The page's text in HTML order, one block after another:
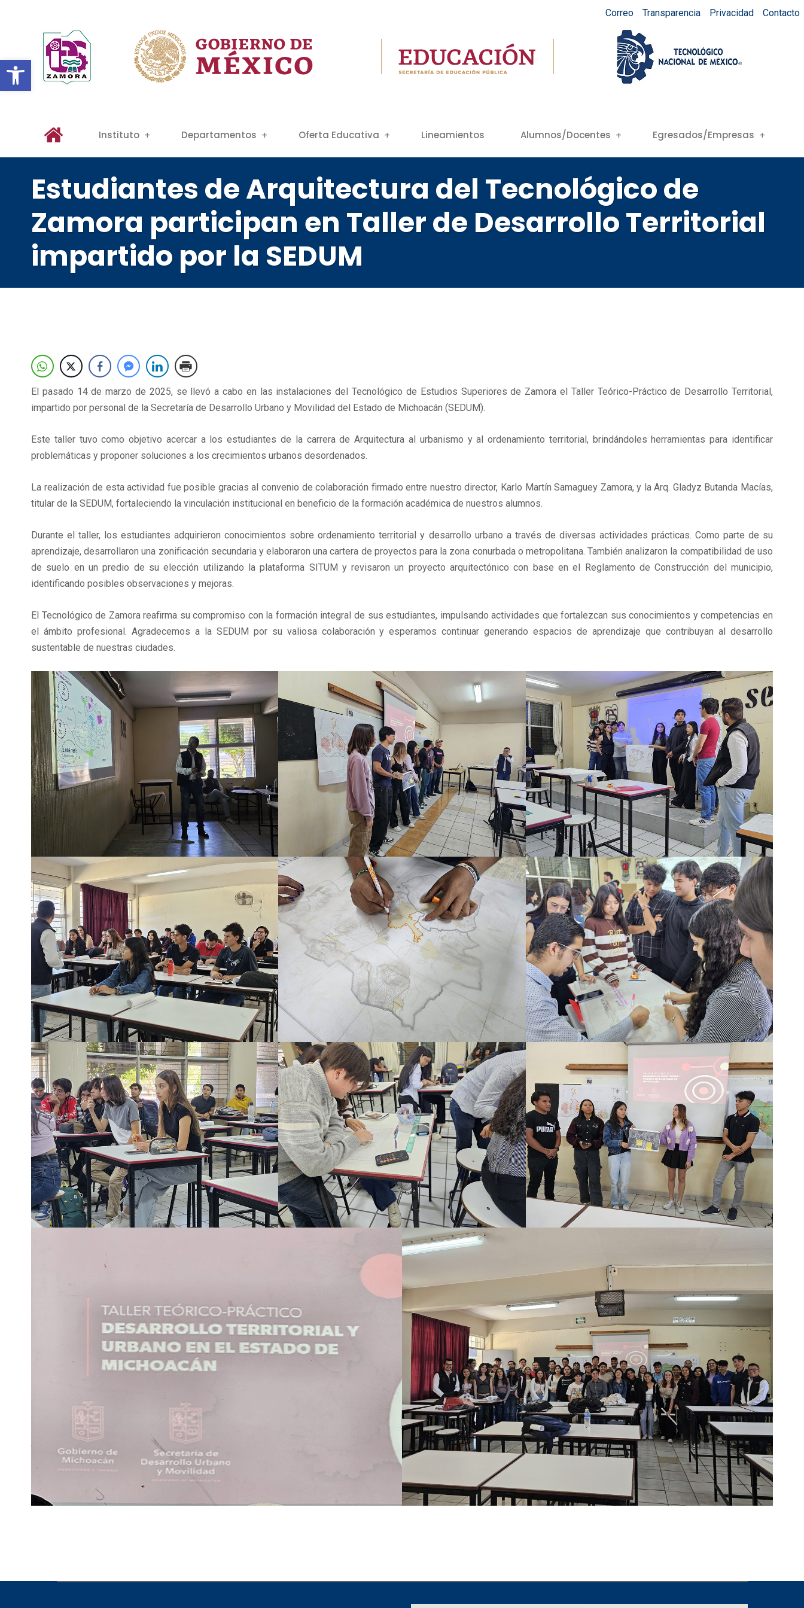
Abrir barra de herramientas
Correo Transparencia Privacidad Contacto
Instituto Departamentos Oferta Educativa Lineamientos Alumnos/Docentes Egresados/Empresas
Estudiantes de Arquitectura del Tecnológico de
Zamora participan en Taller de Desarrollo Territorial
impartido por la SEDUM
El pasado 14 de marzo de 2025, se llevó a cabo en las instalaciones del Tecnológico de Estudios Superiores de Zamora el Taller Teórico-Práctico de Desarrollo Territorial,
impartido por personal de la Secretaría de Desarrollo Urbano y Movilidad del Estado de Michoacán (SEDUM).
Este taller tuvo como objetivo acercar a los estudiantes de la carrera de Arquitectura al urbanismo y al ordenamiento territorial, brindándoles herramientas para identificar
problemáticas y proponer soluciones a los crecimientos urbanos desordenados.
La realización de esta actividad fue posible gracias al convenio de colaboración firmado entre nuestro director, Karlo Martín Samaguey Zamora, y la Arq. Gladyz Butanda Macías,
titular de la SEDUM, fortaleciendo la vinculación institucional en beneficio de la formación académica de nuestros alumnos.
Durante el taller, los estudiantes adquirieron conocimientos sobre ordenamiento territorial y desarrollo urbano a través de diversas actividades prácticas. Como parte de su
aprendizaje, desarrollaron una zonificación secundaria y elaboraron una cartera de proyectos para la zona conurbada o metropolitana. También analizaron la compatibilidad de uso
de suelo en un predio de su elección utilizando la plataforma SITUM y revisaron un proyecto arquitectónico con base en el Reglamento de Construcción del municipio,
identificando posibles observaciones y mejoras.
El Tecnológico de Zamora reafirma su compromiso con la formación integral de sus estudiantes, impulsando actividades que fortalezcan sus conocimientos y competencias en
el ámbito profesional. Agradecemos a la SEDUM por su valiosa colaboración y esperamos continuar generando espacios de aprendizaje que contribuyan al desarrollo
sustentable de nuestras ciudades.